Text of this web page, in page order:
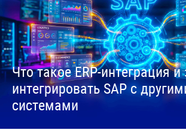
Что такое ERP-интеграция
интегрировать SAP с
системами